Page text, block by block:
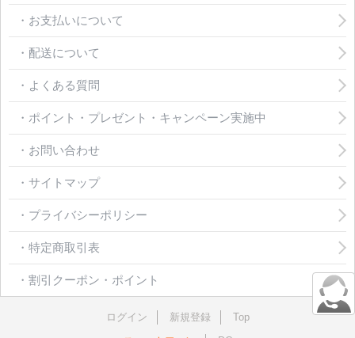
・お支払いについて
・配送について
・よくある質問
・ポイント・プレゼント・キャンペーン実施中
・お問い合わせ
・サイトマップ
・プライバシーポリシー
・特定商取引表
・割引クーポン・ポイント
ログイン 新規登録
Top